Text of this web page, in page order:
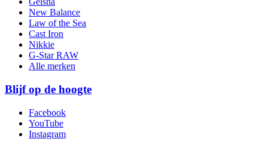
New Balance
Law of the Sea
Cast Iron
Nikkie
G-Star RAW
Alle merken
Blijf op de hoogte
Facebook
YouTube
Instagram